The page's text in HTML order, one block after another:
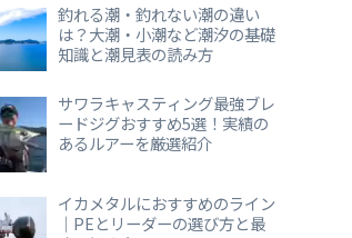
釣れる潮・釣れない潮の違い
は？大潮・小潮など潮汐の基礎
知識と潮見表の読み方
サワラキャスティング最強ブレ
ードジグおすすめ5選！実績の
あるルアーを厳選紹介
イカメタルにおすすめのライン
｜PEとリーダーの選び方と最